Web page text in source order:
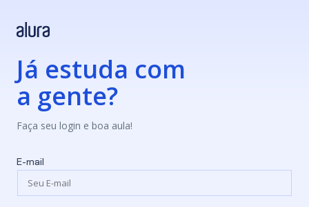
Já estuda com
a gente?
Faça seu login e boa aula!
E-mail